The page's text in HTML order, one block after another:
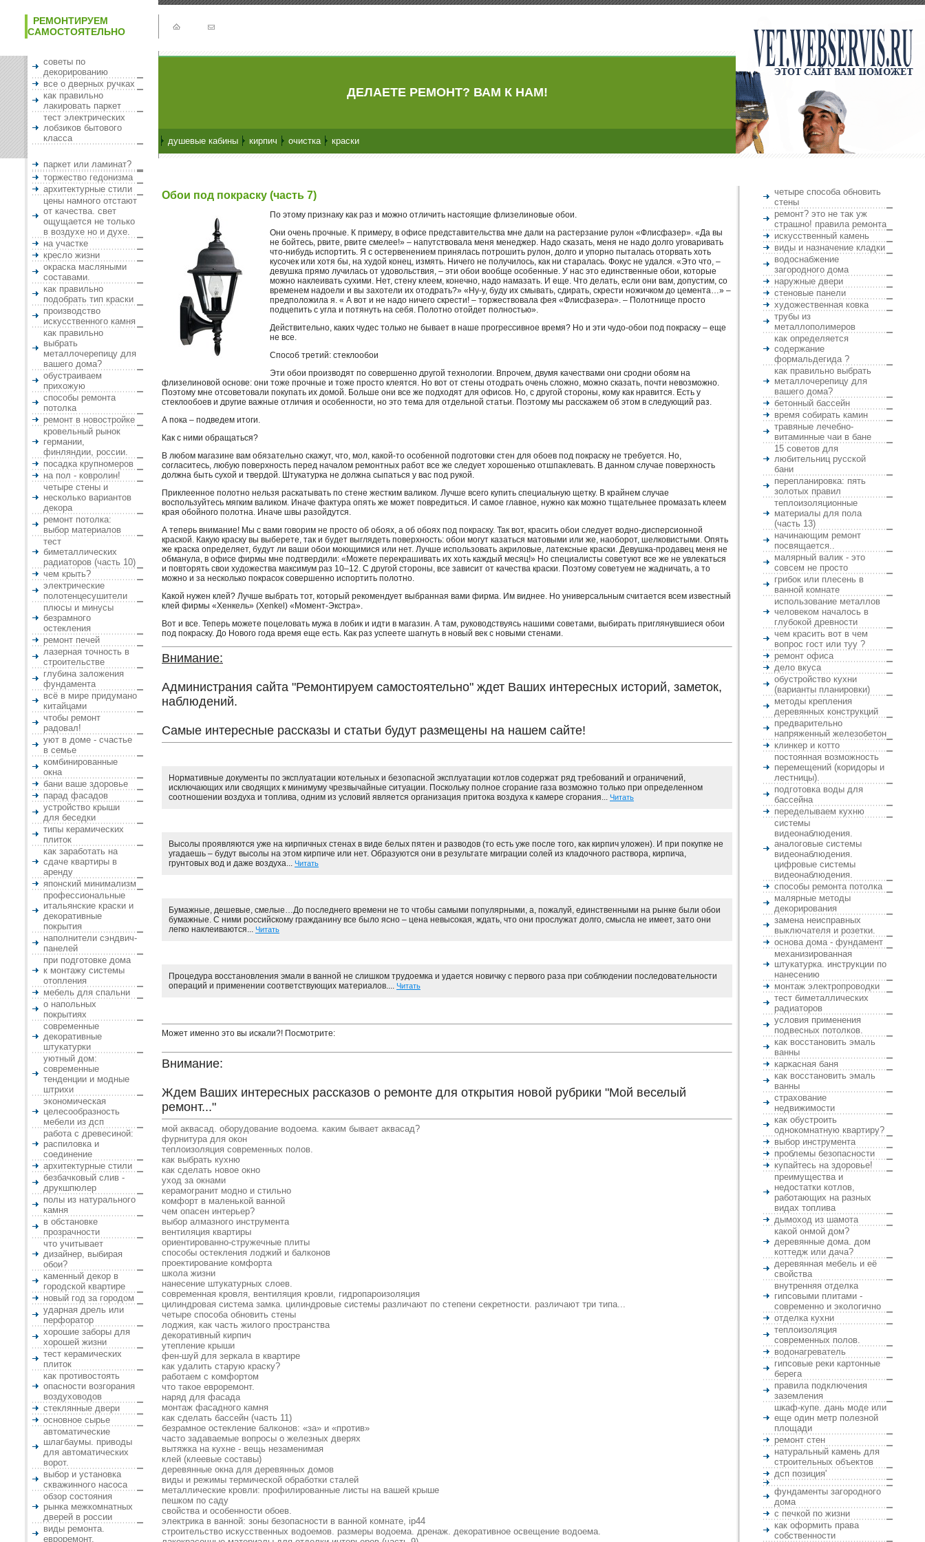
РЕМОНТИРУЕМ
САМОСТОЯТЕЛЬНО
советы по
декорированию
все о дверных ручках
как правильно
лакировать паркет
тест электрических
лобзиков бытового
класса
ДЕЛАЕТЕ РЕМОНТ? ВАМ К НАМ!
душевые кабины кирпич очистка краски
паркет или ламинат?
торжество гедонизма
архитектурные стили
цены намного отстают
от качества. свет
ощущается не только
в воздухе но и духе.
на участке
кресло жизни
окраска масляными
составами.
как правильно
подобрать тип краски
производство
искусственного камня
как правильно
выбрать
металлочерепицу для
вашего дома?
обустраиваем
прихожую
способы ремонта
потолка
ремонт в новостройке
кровельный рынок
германии,
финляндии, россии.
посадка крупномеров
на пол - ковролин!
четыре стены и
несколько вариантов
декора
ремонт потолка:
выбор материалов
тест
биметаллических
радиаторов (часть 10)
чем крыть?
электрические
полотенцесушители
плюсы и минусы
безрамного
остекления
ремонт печей
лазерная точность в
строительстве
глубина заложения
фундамента
всё в мире придумано
китайцами
чтобы ремонт
радовал!
уют в доме - счастье
в семье
комбинированные
окна
бани ваше здоровье
парад фасадов
устройство крыши
для беседки
типы керамических
плиток
как заработать на
сдаче квартиры в
аренду
японский минимализм
профессиональные
итальянские краски и
декоративные
покрытия
наполнители сэндвич-
панелей
при подготовке дома
к монтажу системы
отопления
мебель для спальни
о напольных
покрытиях
современные
декоративные
штукатурки
уютный дом:
современные
тенденции и модные
штрихи
экономическая
целесообразность
мебели из дсп
работа с древесиной:
распиловка и
соединение
архитектурные стили
безбачковый слив -
друкшпюлер
полы из натурального
камня
в обстановке
прозрачности
что учитывает
дизайнер, выбирая
обои?
каменный декор в
городской квартире
новый год за городом
ударная дрель или
перфоратор
хорошие заборы для
хорошей жизни
тест керамических
плиток
как противостоять
опасности возгорания
воздуховодов
стеклянные двери
основное сырье
автоматические
шлагбаумы. приводы
для автоматических
ворот.
выбор и установка
скважинного насоса
обзор состояния
рынка межкомнатных
дверей в россии
виды ремонта.
евроремонт.
Обои под покраску (часть 7)
По этому признаку как раз и можно отличить настоящие флизелиновые обои.
Они очень прочные. К примеру, в офисе представительства мне дали на растерзание рулон «Флисфазер». «Да вы
не бойтесь, рвите, рвите смелее!» – напутствовала меня менеджер. Надо сказать, меня не надо долго уговаривать
что-нибудь испортить. Я с остервенением принялась потрошить рулон, долго и упорно пыталась оторвать хоть
кусочек или хотя бы, на худой конец, измять. Ничего не получилось, как ни старалась. Фокус не удался. «Это что, –
девушка прямо лучилась от удовольствия, – эти обои вообще особенные. У нас это единственные обои, которые
можно наклеивать сухими. Нет, стену клеем, конечно, надо намазать. И еще. Что делать, если они вам, допустим, со
временем надоели и вы захотели их отодрать?» «Ну-у, буду их смывать, сдирать, скрести ножичком до цемента…» –
предположила я. « А вот и не надо ничего скрести! – торжествовала фея «Флисфазера». – Полотнище просто
подцепить с угла и потянуть на себя. Полотно отойдет полностью».
Действительно, каких чудес только не бывает в наше прогрессивное время? Но и эти чудо-обои под покраску – еще
не все.
Способ третий: стеклообои
Эти обои производят по совершенно другой технологии. Впрочем, двумя качествами они сродни обоям на
флизелиновой основе: они тоже прочные и тоже просто клеятся. Но вот от стены отодрать очень сложно, можно сказать, почти невозможно.
Поэтому мне отсоветовали покупать их домой. Больше они все же подходят для офисов. Но, с другой стороны, кому как нравится. Есть у
стеклообоев и другие важные отличия и особенности, но это тема для отдельной статьи. Поэтому мы расскажем об этом в следующий раз.
А пока – подведем итоги.
Как с ними обращаться?
В любом магазине вам обязательно скажут, что, мол, какой-то особенной подготовки стен для обоев под покраску не требуется. Но,
согласитесь, любую поверхность перед началом ремонтных работ все же следует хорошенько отшпаклевать. В данном случае поверхность
должна быть сухой и твердой. Штукатурка не должна сыпаться у вас под рукой.
Приклеенное полотно нельзя раскатывать по стене жестким валиком. Лучше всего купить специальную щетку. В крайнем случае
воспользуйтесь мягким валиком. Иначе фактура опять же может повредиться. И самое главное, нужно как можно тщательнее промазать клеем
края обойного полотна. Иначе швы разойдутся.
А теперь внимание! Мы с вами говорим не просто об обоях, а об обоях под покраску. Так вот, красить обои следует водно-дисперсионной
краской. Какую краску вы выберете, так и будет выглядеть поверхность: обои могут казаться матовыми или же, наоборот, шелковистыми. Опять
же краска определяет, будут ли ваши обои моющимися или нет. Лучше использовать акриловые, латексные краски. Девушка-продавец меня не
обманула, в офисе фирмы мне подтвердили: «Можете перекрашивать их хоть каждый месяц!» Но специалисты советуют все же не увлекаться
и повторять свои художества максимум раз 10–12. С другой стороны, все зависит от качества краски. Поэтому советуем не жадничать, а то
можно и за несколько покрасок совершенно испортить полотно.
Какой нужен клей? Лучше выбрать тот, который рекомендует выбранная вами фирма. Им виднее. Но универсальным считается всем известный
клей фирмы «Хенкель» (Xenkel) «Момент-Экстра».
Вот и все. Теперь можете поцеловать мужа в лобик и идти в магазин. А там, руководствуясь нашими советами, выбирать приглянувшиеся обои
под покраску. До Нового года время еще есть. Как раз успеете шагнуть в новый век с новыми стенами.
Внимание:
Администрания сайта "Ремонтируем самостоятельно" ждет Ваших интересных историй, заметок,
наблюдений.
Самые интересные рассказы и статьи будут размещены на нашем сайте!
Нормативные документы по эксплуатации котельных и безопасной эксплуатации котлов содержат ряд требований и ограничений,
исключающих или сводящих к минимуму чрезвычайные ситуации. Поскольку полное сгорание газа возможно только при определенном
соотношении воздуха и топлива, одним из условий является организация притока воздуха к камере сгорания... Читать
Высолы проявляются уже на кирпичных стенах в виде белых пятен и разводов (то есть уже после того, как кирпич уложен). И при покупке не
угадаешь – будут высолы на этом кирпиче или нет. Образуются они в результате миграции солей из кладочного раствора, кирпича,
грунтовых вод и даже воздуха... Читать
Бумажные, дешевые, смелые…До последнего времени не то чтобы самыми популярными, а, пожалуй, единственными на рынке были обои
бумажные. С ними российскому гражданину все было ясно – цена невысокая, ждать, что они прослужат долго, смысла не имеет, зато они
легко наклеиваются... Читать
Процедура восстановления эмали в ванной не слишком трудоемка и удается новичку с первого раза при соблюдении последовательности
операций и применении соответствующих материалов.... Читать
Может именно это вы искали?! Посмотрите:
Внимание:
Ждем Ваших интересных рассказов о ремонте для открытия новой рубрики "Мой веселый
ремонт..."
мой аквасад. оборудование водоема. каким бывает аквасад?
фурнитура для окон
теплоизоляция современных полов.
как выбрать кухню
как сделать новое окно
уход за окнами
керамогранит модно и стильно
комфорт в маленькой ванной
чем опасен интерьер?
выбор алмазного инструмента
вентиляция квартиры
ориентированно-стружечные плиты
способы остекления лоджий и балконов
проектирование комфорта
школа жизни
нанесение штукатурных слоев.
современная кровля, вентиляция кровли, гидропароизоляция
цилиндровая система замка. цилиндровые системы различают по степени секретности. различают три типа...
четыре способа обновить стены
лоджия, как часть жилого пространства
декоративный кирпич
утепление крыши
фен-шуй для зеркала в квартире
как удалить старую краску?
работаем с комфортом
что такое евроремонт.
наряд для фасада
монтаж фасадного камня
как сделать бассейн (часть 11)
безрамное остекление балконов: «за» и «против»
часто задаваемые вопросы о железных дверях
вытяжка на кухне - вещь незаменимая
клей (клеевые составы)
деревянные окна для деревянных домов
виды и режимы термической обработки сталей
металлические кровли: профилированные листы на вашей крыше
пешком по саду
свойства и особенности обоев.
электрика в ванной: зоны безопасности в ванной комнате, ip44
строительство искусственных водоемов. размеры водоема. дренаж. декоративное освещение водоема.
четыре способа обновить
стены
ремонт? это не так уж
страшно! правила ремонта
искусственный камень
виды и назначение кладки
водоснабжение
загородного дома
наружные двери
стеновые панели
художественная ковка
трубы из
металлополимеров
как определяется
содержание
формальдегида ?
как правильно выбрать
металлочерепицу для
вашего дома?
бетонный бассейн
время собирать камин
травяные лечебно-
витаминные чаи в бане
15 советов для
любительниц русской
бани
перепланировка: пять
золотых правил
теплоизоляционные
материалы для пола
(часть 13)
начинающим ремонт
посвящается..
малярный валик - это
совсем не просто
грибок или плесень в
ванной комнате
использование металлов
человеком началось в
глубокой древности
чем красить вот в чем
вопрос гост или туу ?
ремонт офиса
дело вкуса
обустройство кухни
(варианты планировки)
методы крепления
деревянных конструкций
предварительно
напряженный железобетон
клинкер и котто
постоянная возможность
перемещений (коридоры и
лестницы).
подготовка воды для
бассейна
переделываем кухню
системы
видеонаблюдения.
аналоговые системы
видеонаблюдения.
цифровые системы
видеонаблюдения.
способы ремонта потолка
малярные методы
декорирования
замена неисправных
выключателя и розетки.
основа дома - фундамент
механизированная
штукатурка. инструкции по
нанесению
монтаж электропроводки
тест биметаллических
радиаторов
условия применения
подвесных потолков.
как восстановить эмаль
ванны
каркасная баня
как восстановить эмаль
ванны
страхование
недвижимости
как обустроить
однокомнатную квартиру?
выбор инструмента
проблемы безопасности
купайтесь на здоровье!
преимущества и
недостатки котлов,
работающих на разных
видах топлива
дымоход из шамота
какой онмой дом?
деревянные дома. дом
коттедж или дача?
деревянная мебель и её
свойства
внутренняя отделка
гипсовыми плитами -
современно и экологично
отделка кухни
теплоизоляция
современных полов.
водонагреватель
гипсовые реки картонные
берега
правила подключения
заземления
шкаф-купе. дань моде или
еще один метр полезной
площади
ремонт стен
натуральный камень для
строительных объектов
дсп позиция'
фундаменты загородного
дома
с печкой по жизни
как оформить права
собственности